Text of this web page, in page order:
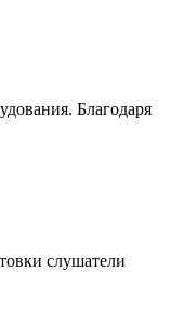
Благодаря
слушатели